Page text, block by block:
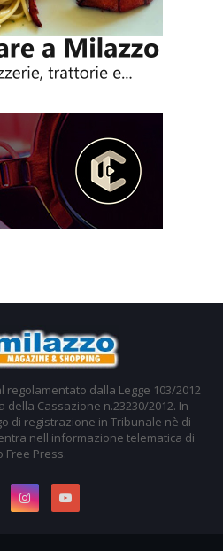
regolamentato dalla Legge 103/2012
della Cassazione n.23230/2012. In
di registrazione in Tribunale nè di
nell'informazione telematica di
Free Press.